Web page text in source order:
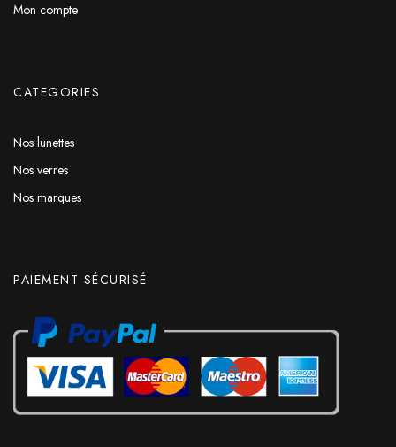
Mon compte
CATEGORIES
Nos lunettes
Nos verres
Nos marques
PAIEMENT SÉCURISÉ